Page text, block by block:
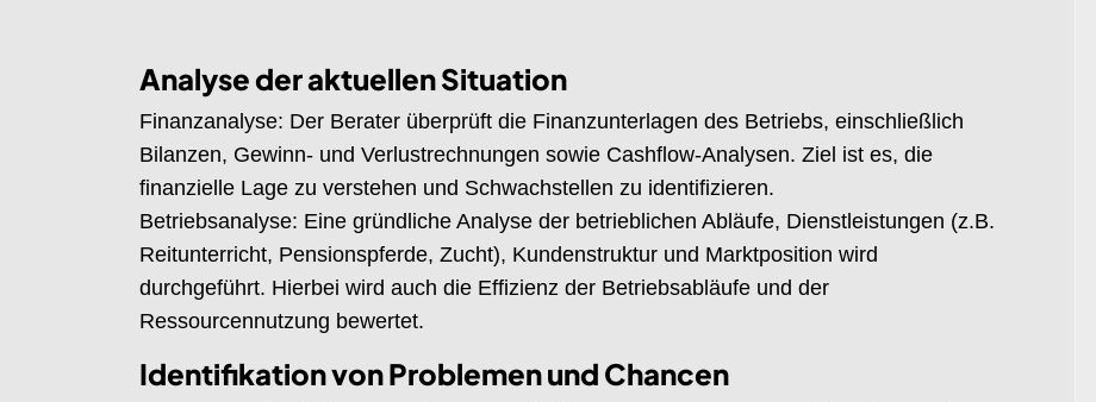
Analyse der aktuellen Situation
Finanzanalyse: Der Berater überprüft die Finanzunterlagen des Betriebs, einschließlich
Bilanzen, Gewinn- und Verlustrechnungen sowie Cashflow-Analysen. Ziel ist es, die
finanzielle Lage zu verstehen und Schwachstellen zu identifizieren.
Betriebsanalyse: Eine gründliche Analyse der betrieblichen Abläufe, Dienstleistungen (z.B.
Reitunterricht, Pensionspferde, Zucht), Kundenstruktur und Marktposition wird
durchgeführt. Hierbei wird auch die Effizienz der Betriebsabläufe und der
Ressourcennutzung bewertet.
Identifikation von Problemen und Chancen